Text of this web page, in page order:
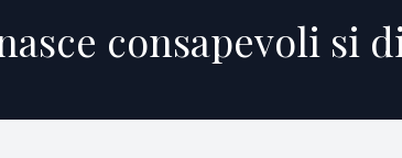
consapevoli si